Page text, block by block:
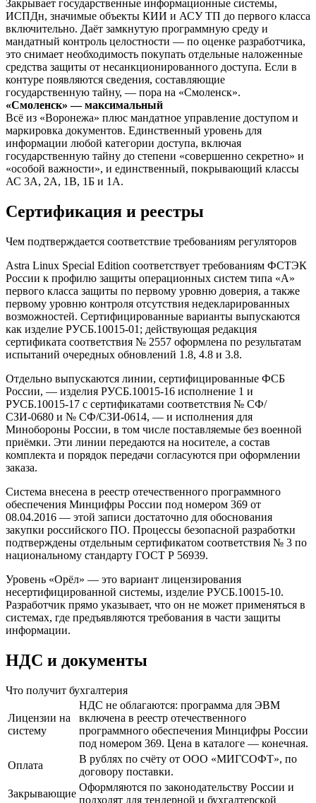
Закрывает государственные информационные системы,
ИСПДн, значимые объекты КИИ и АСУ ТП до первого класса
включительно. Даёт замкнутую программную среду и
мандатный контроль целостности — по оценке разработчика,
это снимает необходимость покупать отдельные наложенные
средства защиты от несанкционированного доступа. Если в
контуре появляются сведения, составляющие
государственную тайну, — пора на «Смоленск».
«Смоленск» — максимальный
Всё из «Воронежа» плюс мандатное управление доступом и
маркировка документов. Единственный уровень для
информации любой категории доступа, включая
государственную тайну до степени «совершенно секретно» и
«особой важности», и единственный, покрывающий классы
АС 3А, 2А, 1В, 1Б и 1А.
Сертификация и реестры
Чем подтверждается соответствие требованиям регуляторов
Astra Linux Special Edition соответствует требованиям ФСТЭК
России к профилю защиты операционных систем типа «А»
первого класса защиты по первому уровню доверия, а также
первому уровню контроля отсутствия недекларированных
возможностей. Сертифицированные варианты выпускаются
как изделие РУСБ.10015-01; действующая редакция
сертификата соответствия № 2557 оформлена по результатам
испытаний очередных обновлений 1.8, 4.8 и 3.8.
Отдельно выпускаются линии, сертифицированные ФСБ
России, — изделия РУСБ.10015-16 исполнение 1 и
РУСБ.10015-17 с сертификатами соответствия № СФ/
СЗИ-0680 и № СФ/СЗИ-0614, — и исполнения для
Минобороны России, в том числе поставляемые без военной
приёмки. Эти линии передаются на носителе, а состав
комплекта и порядок передачи согласуются при оформлении
заказа.
Система внесена в реестр отечественного программного
обеспечения Минцифры России под номером 369 от
08.04.2016 — этой записи достаточно для обоснования
закупки российского ПО. Процессы безопасной разработки
подтверждены отдельным сертификатом соответствия № 3 по
национальному стандарту ГОСТ Р 56939.
Уровень «Орёл» — это вариант лицензирования
несертифицированной системы, изделие РУСБ.10015-10.
Разработчик прямо указывает, что он не может применяться в
системах, где предъявляются требования в части защиты
информации.
НДС и документы
Что получит бухгалтерия
Лицензии на
систему
НДС не облагаются: программа для ЭВМ
включена в реестр отечественного
программного обеспечения Минцифры России
под номером 369. Цена в каталоге — конечная.
Оплата
В рублях по счёту от ООО «МИГСОФТ», по
договору поставки.
Закрывающие
Оформляются по законодательству России и
подходят для тендерной и бухгалтерской